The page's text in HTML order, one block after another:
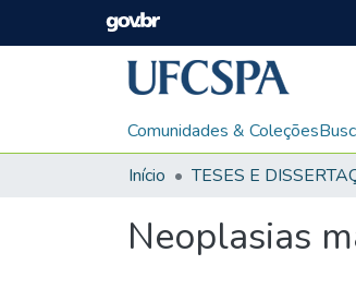
Comunidades & Coleções
Início
TESES E
Neoplasias